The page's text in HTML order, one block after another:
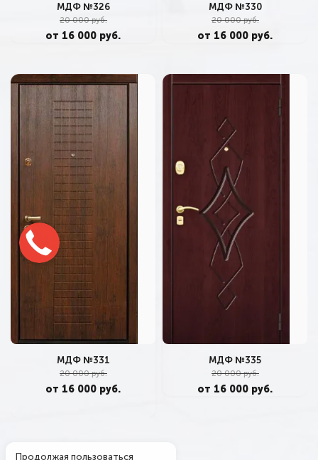
МДФ №326
20 000 руб.
от 16 000 руб.
МДФ №330
20 000 руб.
от 16 000 руб.
МДФ №331
20 000 руб.
от 16 000 руб.
МДФ №335
20 000 руб.
от 16 000 руб.
Продолжая пользоваться